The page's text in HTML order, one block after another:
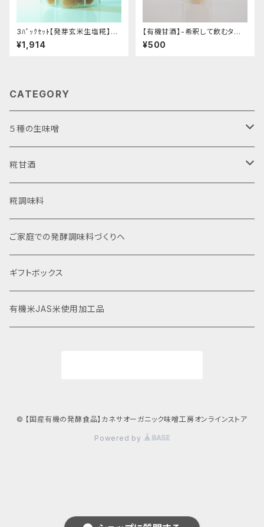
3ﾊﾟｯｸｾｯﾄ【発芽玄米生塩糀】-
発芽によりアップした旨味・栄養
をいつものお料理に。- "200g"
¥1,914
【有機甘酒】-希釈して飲むタイ
プ・有機米の優しい甘み- "200
g"│オーガニック 発酵食品 有
¥500
CATEGORY
５種の生味噌
お試しアソート
使いやすいカップ入り
自宅で詰め替え袋入り
糀甘酒
濃縮タイプ
ストレートタイプ
糀調味料
ご家庭での発酵調味料づくりへ
ギフトボックス
有機米JAS米使用加工品
© 【国産有機の発酵食品】カネサオーガニック味噌工房オンラインストア
Powered by